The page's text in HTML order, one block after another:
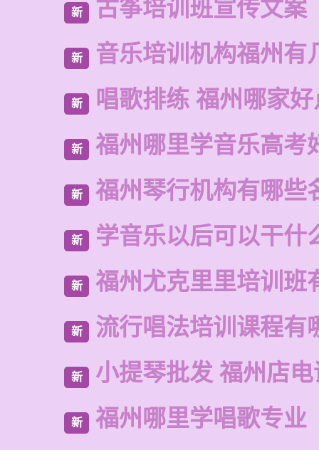
新 古筝培训班宣传文案
新 音乐培训机构福州有
新 唱歌排练 福州哪家好
新 福州哪里学音乐高考
新 福州琴行机构有哪些
新 学音乐以后可以干什
新 福州尤克里里培训班
新 流行唱法培训课程有
新 小提琴批发 福州店电
新 福州哪里学唱歌专业